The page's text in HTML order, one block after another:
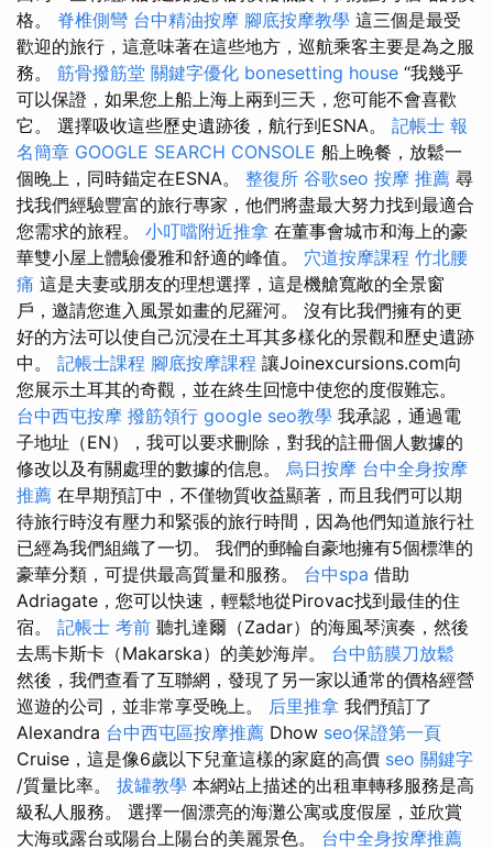
格。 脊椎側彎 台中精油按摩 腳底按摩教學 這三個是最受
歡迎的旅行，這意味著在這些地方，巡航乘客主要是為之服
務。 筋骨撥筋堂 關鍵字優化 bonesetting house “我幾乎
可以保證，如果您上船上海上兩到三天，您可能不會喜歡
它。 選擇吸收這些歷史遺跡後，航行到ESNA。 記帳士 報
名簡章 GOOGLE SEARCH CONSOLE 船上晚餐，放鬆一
個晚上，同時錨定在ESNA。 整復所 谷歌seo 按摩 推薦 尋
找我們經驗豐富的旅行專家，他們將盡最大努力找到最適合
您需求的旅程。 小叮噹附近推拿 在董事會城市和海上的豪
華雙小屋上體驗優雅和舒適的峰值。 穴道按摩課程 竹北腰
痛 這是夫妻或朋友的理想選擇，這是機艙寬敞的全景窗
戶，邀請您進入風景如畫的尼羅河。 沒有比我們擁有的更
好的方法可以使自己沉浸在土耳其多樣化的景觀和歷史遺跡
中。 記帳士課程 腳底按摩課程 讓Joinexcursions.com向
您展示土耳其的奇觀，並在終生回憶中使您的度假難忘。
台中西屯按摩 撥筋領行 google seo教學 我承認，通過電
子地址（EN），我可以要求刪除，對我的註冊個人數據的
修改以及有關處理的數據的信息。 烏日按摩 台中全身按摩
推薦 在早期預訂中，不僅物質收益顯著，而且我們可以期
待旅行時沒有壓力和緊張的旅行時間，因為他們知道旅行社
已經為我們組織了一切。 我們的郵輪自豪地擁有5個標準的
豪華分類，可提供最高質量和服務。 台中spa 借助
Adriagate，您可以快速，輕鬆地從Pirovac找到最佳的住
宿。 記帳士 考前 聽扎達爾（Zadar）的海風琴演奏，然後
去馬卡斯卡（Makarska）的美妙海岸。 台中筋膜刀放鬆
然後，我們查看了互聯網，發現了另一家以通常的價格經營
巡遊的公司，並非常享受晚上。 后里推拿 我們預訂了
Alexandra 台中西屯區按摩推薦 Dhow seo保證第一頁
Cruise，這是像6歲以下兒童這樣的家庭的高價 seo 關鍵字
/質量比率。 拔罐教學 本網站上描述的出租車轉移服務是高
級私人服務。 選擇一個漂亮的海灘公寓或度假屋，並欣賞
大海或露台或陽台上陽台的美麗景色。 台中全身按摩推薦